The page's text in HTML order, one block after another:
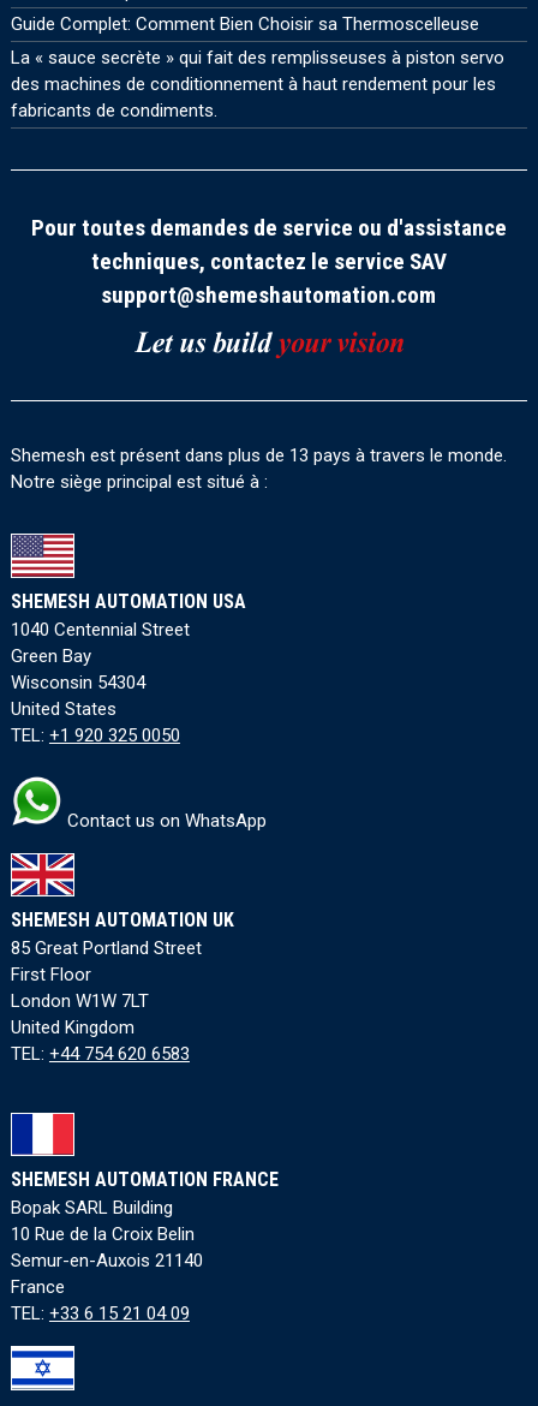
Guide Complet: Comment Bien Choisir sa Thermoscelleuse
La « sauce secrète » qui fait des remplisseuses à piston servo
des machines de conditionnement à haut rendement pour les
fabricants de condiments.
Pour toutes demandes de service ou d'assistance
techniques, contactez le service SAV
support@shemeshautomation.com
Shemesh est présent dans plus de 13 pays à travers le monde.
Notre siège principal est situé à :
SHEMESH AUTOMATION USA
1040 Centennial Street
Green Bay
Wisconsin 54304
United States
TEL: +1 920 325 0050
Contact us on WhatsApp
SHEMESH AUTOMATION UK
85 Great Portland Street
First Floor
London W1W 7LT
United Kingdom
TEL: +44 754 620 6583
SHEMESH AUTOMATION FRANCE
Bopak SARL Building
10 Rue de la Croix Belin
Semur-en-Auxois 21140
France
TEL: +33 6 15 21 04 09